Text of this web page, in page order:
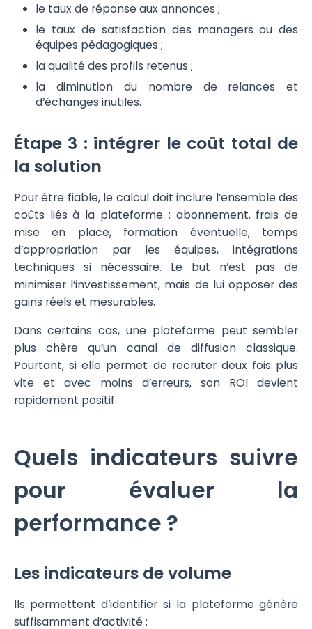
le taux de réponse aux annonces ;
le taux de satisfaction des managers ou des
équipes pédagogiques ;
la qualité des profils retenus ;
la diminution du nombre de relances et
d’échanges inutiles.
Étape 3 : intégrer le coût total de
la solution
Pour être fiable, le calcul doit inclure l’ensemble des
coûts liés à la plateforme : abonnement, frais de
mise en place, formation éventuelle, temps
d’appropriation par les équipes, intégrations
techniques si nécessaire. Le but n’est pas de
minimiser l’investissement, mais de lui opposer des
gains réels et mesurables.
Dans certains cas, une plateforme peut sembler
plus chère qu’un canal de diffusion classique.
Pourtant, si elle permet de recruter deux fois plus
vite et avec moins d’erreurs, son ROI devient
rapidement positif.
Quels indicateurs suivre
pour évaluer la
performance ?
Les indicateurs de volume
Ils permettent d’identifier si la plateforme génère
suffisamment d’activité :